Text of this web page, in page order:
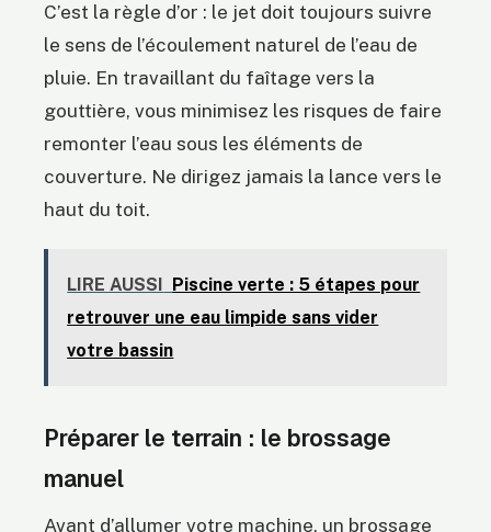
C’est la règle d’or : le jet doit toujours suivre
le sens de l’écoulement naturel de l’eau de
pluie. En travaillant du faîtage vers la
gouttière, vous minimisez les risques de faire
remonter l’eau sous les éléments de
couverture. Ne dirigez jamais la lance vers le
haut du toit.
LIRE AUSSI
Piscine verte : 5 étapes pour
retrouver une eau limpide sans vider
votre bassin
Préparer le terrain : le brossage
manuel
Avant d’allumer votre machine, un brossage